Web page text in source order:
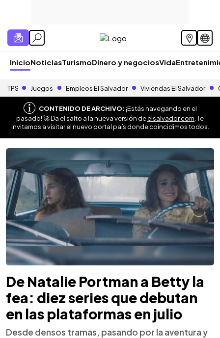
InicioNoticiasTurismoDinero y negociosVida
TPS Juegos Empleos El Salvador Viviendas El Salvador
CONTENIDO DE ARCHIVO:¡Estás navegando en el
pasado! 🚀 Da el salto a la nueva versión deelsalvador.com . Te
invitamos a visitar el nuevo portal país donde coincidimos todos.
De Natalie Portman a Betty la
fea: diez series que debutan
en las plataformas en julio
Desde densos tramas, pasando por la aventura y